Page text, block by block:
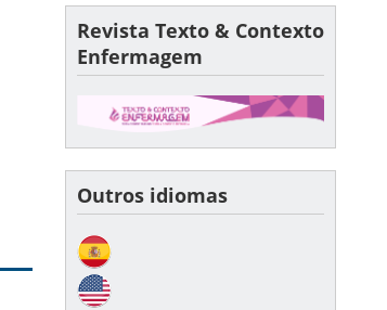
Revista Texto & Contexto
Enfermagem
Outros idiomas